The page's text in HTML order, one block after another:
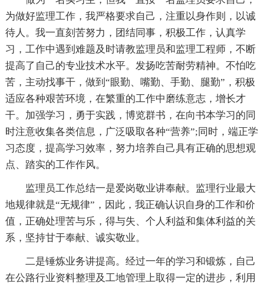
为做好监理工作，我严格要求自己，注重以身作则，以诚
待人。我一直刻苦努力，团结同事，积极工作，认真学
习，工作中遇到难题及时请教监理员和监理工程师，不断
提高了自己的专业技术水平。发扬吃苦耐劳精神。不怕吃
苦，主动找事干，做到“眼勤、嘴勤、手勤、腿勤”，积极
适应各种艰苦环境，在繁重的工作中磨练意志，增长才
干。加强学习，勇于实践，博览群书，在向书本学习的同
时注意收集各类信息，广泛吸取各种“营养”;同时，端正学
习态度，提高学习效率，努力培养自己具有正确的思想观
点、踏实的工作作风。
监理员工作总结一是爱岗敬业讲奉献。监理行业最大
地规律就是“无规律”，因此，我正确认识自身的工作和价
值，正确处理苦与乐，得与失、个人利益和集体利益的关
系，坚持甘于奉献、诚实敬业。
二是锤炼业务讲提高。经过一年的学习和锻炼，自己
在公路行业资料整理及工地管理上取得一定的进步，利用